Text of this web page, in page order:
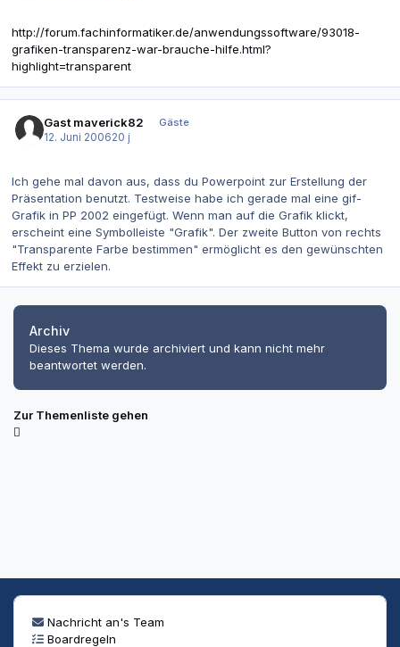
http://forum.fachinformatiker.de/anwendungssoftware/93018-
grafiken-transparenz-war-brauche-hilfe.html?
highlight=transparent
Gast maverick82
Gäste
12. Juni 200620 j
Ich gehe mal davon aus, dass du Powerpoint zur Erstellung der
Präsentation benutzt. Testweise habe ich gerade mal eine gif-
Grafik in PP 2002 eingefügt. Wenn man auf die Grafik klickt,
erscheint eine Symbolleiste "Grafik". Der zweite Button von rechts
"Transparente Farbe bestimmen" ermöglicht es den gewünschten
Effekt zu erzielen.
Archiv
Dieses Thema wurde archiviert und kann nicht mehr
beantwortet werden.
Zur Themenliste gehen
Nachricht an's Team
Boardregeln